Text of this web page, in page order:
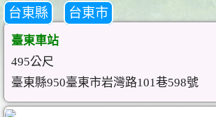
台東縣 台東市
臺東車站
495公尺
臺東縣950臺東市岩灣路101巷598號